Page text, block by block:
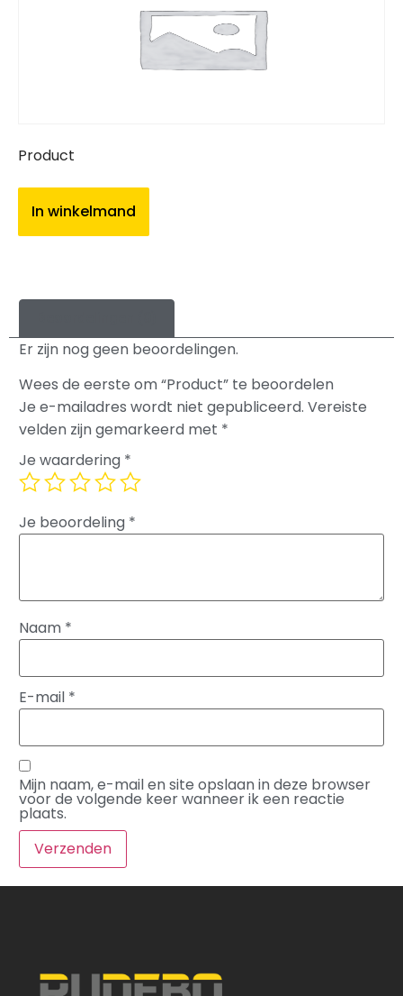
Product
In winkelmand
Er zijn nog geen beoordelingen.
Wees de eerste om “Product” te beoordelen
Je e-mailadres wordt niet gepubliceerd. Vereiste
velden zijn gemarkeerd met *
Je waardering *
Je beoordeling *
Naam *
E-mail *
Mijn naam, e-mail en site opslaan in deze browser
voor de volgende keer wanneer ik een reactie
plaats.